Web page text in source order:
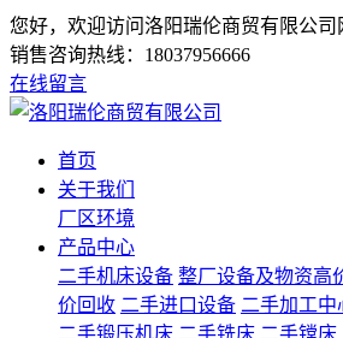
您好，欢迎访问洛阳瑞伦商贸有限公司
销售咨询热线： 18037956666
在线留言
首页
关于我们
厂区环境
产品中心
二手机床设备 整厂设备及物资高
价回收 二手进口设备 二手加工中
二手锻压机床 二手铣床 二手镗床